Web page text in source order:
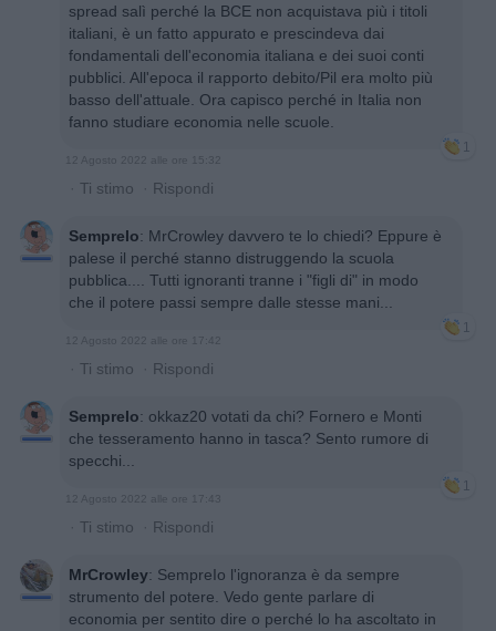
spread salì perché la BCE non acquistava più i titoli
italiani, è un fatto appurato e prescindeva dai
fondamentali dell'economia italiana e dei suoi conti
pubblici. All'epoca il rapporto debito/Pil era molto più
basso dell'attuale. Ora capisco perché in Italia non
fanno studiare economia nelle scuole.
1
12 Agosto 2022 alle ore 15:32
· Ti stimo · Rispondi
SempreIo: MrCrowley davvero te lo chiedi? Eppure è
palese il perché stanno distruggendo la scuola
pubblica.... Tutti ignoranti tranne i "figli di" in modo
che il potere passi sempre dalle stesse mani...
1
12 Agosto 2022 alle ore 17:42
· Ti stimo · Rispondi
SempreIo: okkaz20 votati da chi? Fornero e Monti
che tesseramento hanno in tasca? Sento rumore di
specchi...
1
12 Agosto 2022 alle ore 17:43
· Ti stimo · Rispondi
MrCrowley: SempreIo l'ignoranza è da sempre
strumento del potere. Vedo gente parlare di
economia per sentito dire o perché lo ha ascoltato in